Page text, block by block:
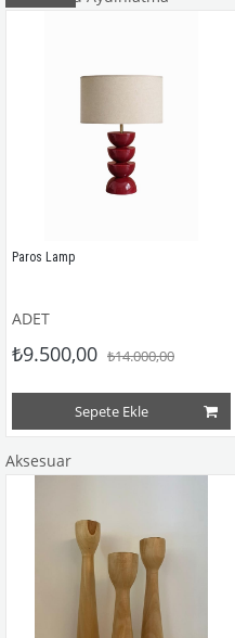
Paros Lamp
ADET
₺9.500,00 ₺14.000,00
Sepete Ekle
Aksesuar